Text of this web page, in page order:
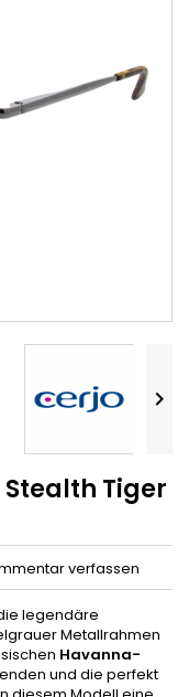

Stealth Tiger
verfassen
legendäre
Metallrahmen
Havanna-
und die perfekt